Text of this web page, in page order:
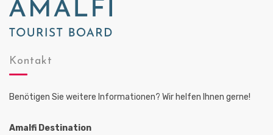
Kontakt
Benötigen Sie weitere Informationen? Wir helfen Ihnen gerne!
Amalfi Destination